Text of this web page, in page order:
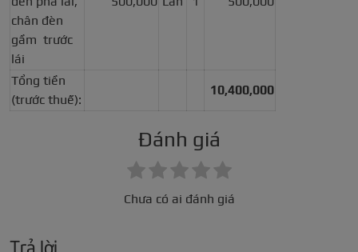
chân đèn
gầm trước
lái
Tổng tiền
(trước thuế):
10,400,000
Đánh giá
Chưa có ai đánh giá
Trả lời